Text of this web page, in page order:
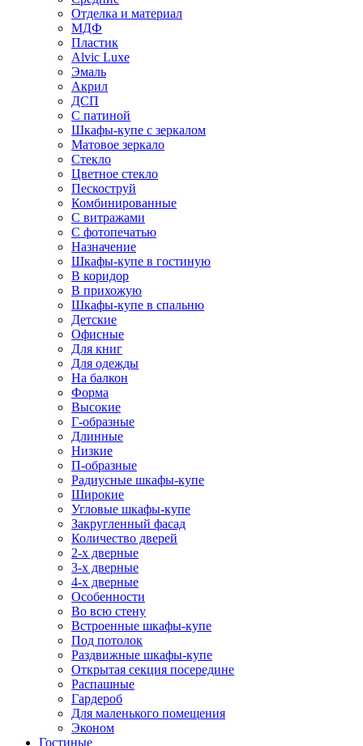
Отделка и материал
МДФ
Пластик
Alvic Luxe
Эмаль
Акрил
ДСП
С патиной
Шкафы-купе с зеркалом
Матовое зеркало
Стекло
Цветное стекло
Пескоструй
Комбинированные
С витражами
С фотопечатью
Назначение
Шкафы-купе в гостиную
В коридор
В прихожую
Шкафы-купе в спальню
Детские
Офисные
Для книг
Для одежды
На балкон
Форма
Высокие
Г-образные
Длинные
Низкие
П-образные
Радиусные шкафы-купе
Широкие
Угловые шкафы-купе
Закругленный фасад
Количество дверей
2-х дверные
3-х дверные
4-х дверные
Особенности
Во всю стену
Встроенные шкафы-купе
Под потолок
Раздвижные шкафы-купе
Открытая секция посередине
Распашные
Гардероб
Для маленького помещения
Эконом
Гостиные